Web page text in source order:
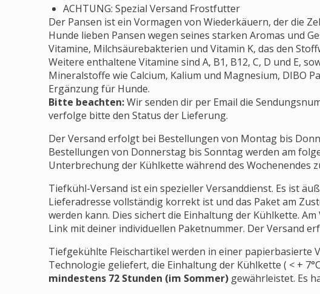
ACHTUNG: Spezial Versand Frostfutter
Der Pansen ist ein Vormagen von Wiederkäuern, der die
Hunde lieben Pansen wegen seines starken Aromas und
Vitamine, Milchsäurebakterien und Vitamin K, das den
Weitere enthaltene Vitamine sind A, B1, B12, C, D und E,
Mineralstoffe wie Calcium, Kalium und Magnesium, DIBO
Ergänzung für Hunde.
Bitte beachten:Wir senden dir per Email die
verfolge bitte den Status der Lieferung.
Der Versand erfolgt bei Bestellungen von Montag bis
Bestellungen von Donnerstag bis Sonntag werden am
Unterbrechung der Kühlkette während des Wochenendes
Tiefkühl-Versand ist ein spezieller Versanddienst. Es ist
Lieferadresse vollständig korrekt ist und das Paket am
werden kann. Dies sichert die Einhaltung der Kühlkette.
Link mit deiner individuellen Paketnummer. Der Versand
Tiefgekühlte Fleischartikel werden in einer papierbasierte
Technologie geliefert, die Einhaltung der Kühlkette ( < +
mindestens 72 Stunden (im Sommer) gewährleistet. Es